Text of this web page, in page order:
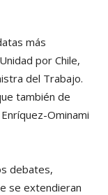
más
por Chile,
del Trabajo.
también de
Ominami
debates,
se extendieran